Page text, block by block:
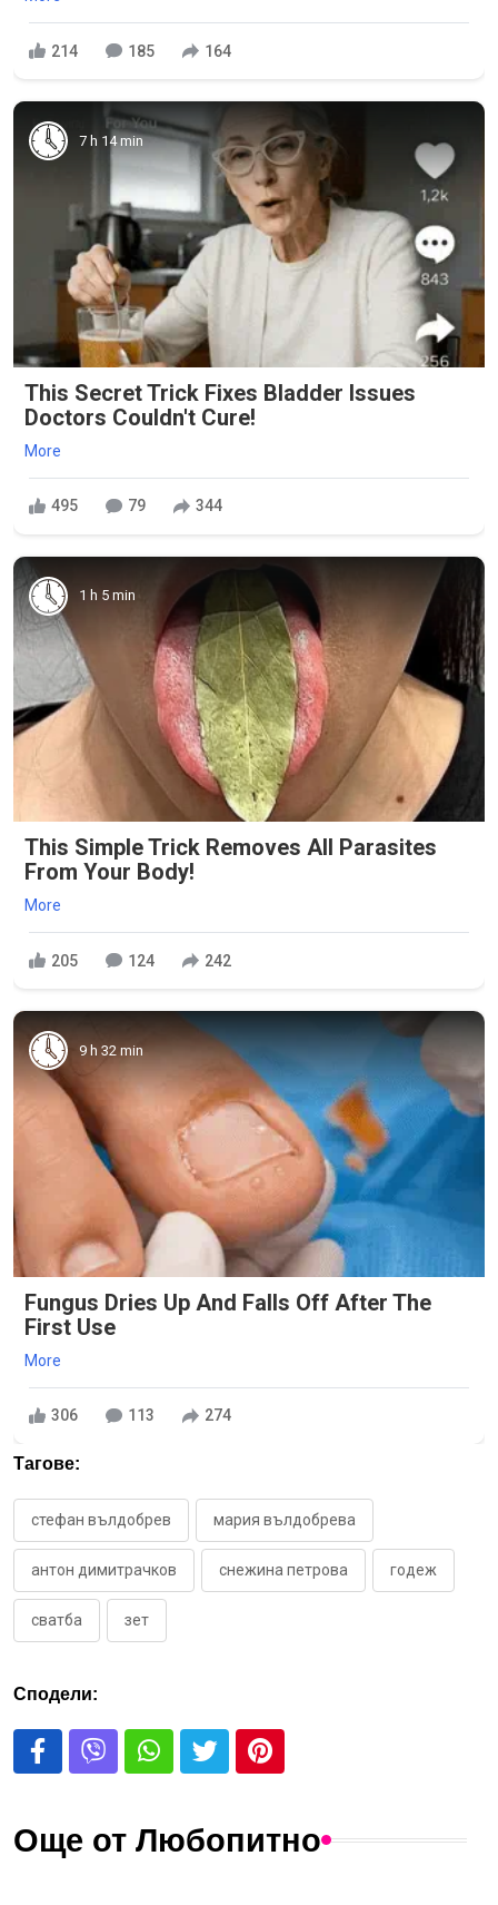
214 185 164
7 h 14 min
This Secret Trick Fixes Bladder Issues
Doctors Couldn't Cure!
More
495 79 344
1 h 5 min
This Simple Trick Removes All Parasites
From Your Body!
More
205 124 242
9 h 32 min
Fungus Dries Up And Falls Off After The
First Use
More
306 113 274
Тагове:
стефан вълдобрев мария вълдобрева
антон димитрачков снежина петрова годеж
сватба зет
Сподели:
Още от Любопитно